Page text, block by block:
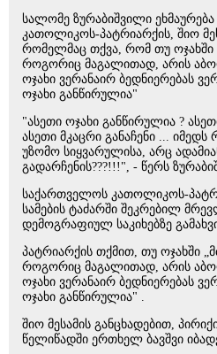
სალომე ზურაბიშვილი
კათოლიკოს-პატრიარქის, შიო
რომელმაც თქვა, რომ თუ ოჯახში
როგორიც მაგალითად, არის
ოჯახი ვერანაირ ბედნიერებას
ოჯახი განწირულია"
"ასეთი ოჯახი განწირულია ?
ასეთი მკაცრი განაჩენი ...
უზომო სიყვარულისა, არც
გადარჩენის???!!!", - წერს
საქართველოს კათოლიკოს-
სამების ტაძარში შეკრებილ
დემოგრაფიულ საკიხებზე
პატრიარქის თქმით, თუ ოჯახში
როგორიც მაგალითად, არის
ოჯახი ვერანაირ ბედნიერებას
ოჯახი განწირულია" .
შიო მესამის განცხადებით,
წელიწადში ერთხელ ბავშვი